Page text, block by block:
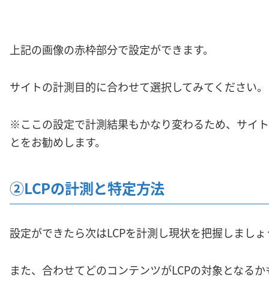
上記の画像の赤枠部分で設定ができます。
サイトの計測目的に合わせて選択してみてください。
※ここの設定で計測結果もかなり変わるため、サイ
とをお勧めします。
②LCPの計測と特定方法
設定ができたら次はLCPを計測し現状を把握しましょ
また、合わせてどのコンテンツがLCPの対象となる